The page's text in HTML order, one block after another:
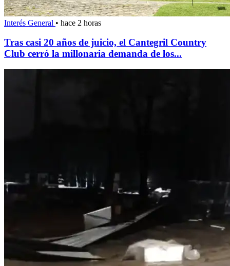
Interés General • hace 2 horas
Tras casi 20 años de juicio, el Cantegril Country
Club cerró la millonaria demanda de los...